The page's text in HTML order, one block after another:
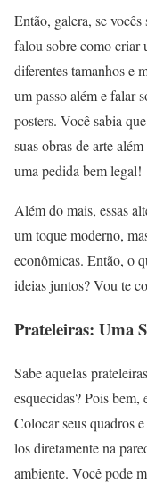
Então, galera, se
falou sobre como criar
diferentes tamanhos e
um passo além e falar
posters. Você sabia
suas obras de arte
uma pedida bem legal!
Além do mais, essas
um toque moderno,
econômicas. Então, o
ideias juntos? Vou te
Prateleiras: Uma
Sabe aquelas
esquecidas? Pois bem,
Colocar seus quadros
los diretamente na
ambiente. Você pode